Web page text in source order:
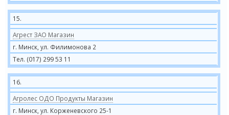
15.
Агрест ЗАО Магазин
г. Минск, ул. Филимонова 2
Тел. (017) 299 53 11
16.
Агролес ОДО Продукты Магазин
г. Минск, ул. Корженевского 25-1